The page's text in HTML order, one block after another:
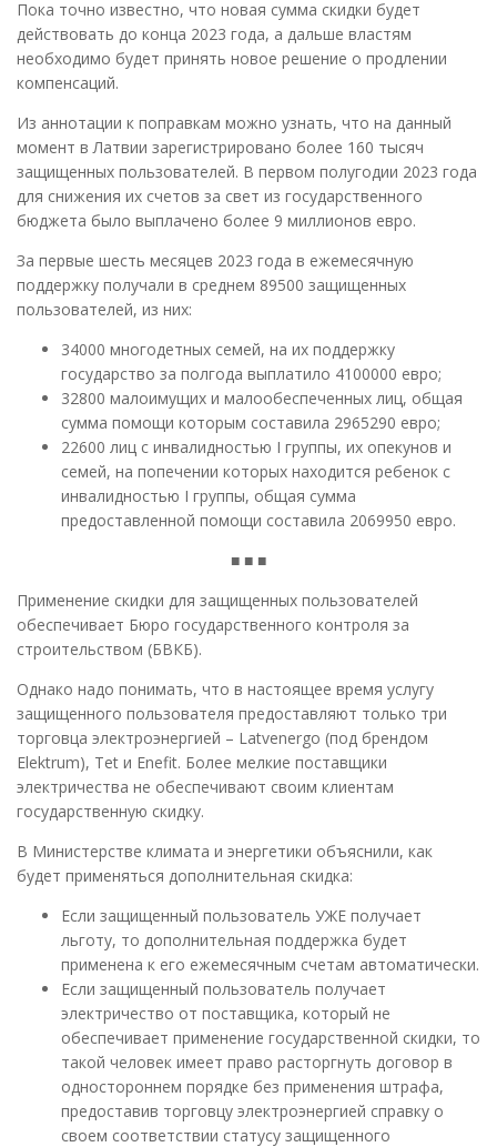
Пока точно известно, что новая сумма скидки будет
действовать до конца 2023 года, а дальше властям
необходимо будет принять новое решение о продлении
компенсаций.
Из аннотации к поправкам можно узнать, что на данный
момент в Латвии зарегистрировано более 160 тысяч
защищенных пользователей. В первом полугодии 2023 года
для снижения их счетов за свет из государственного
бюджета было выплачено более 9 миллионов евро.
За первые шесть месяцев 2023 года в ежемесячную
поддержку получали в среднем 89500 защищенных
пользователей, из них:
34000 многодетных семей, на их поддержку
государство за полгода выплатило 4100000 евро;
32800 малоимущих и малообеспеченных лиц, общая
сумма помощи которым составила 2965290 евро;
22600 лиц с инвалидностью I группы, их опекунов и
семей, на попечении которых находится ребенок с
инвалидностью I группы, общая сумма
предоставленной помощи составила 2069950 евро.
■ ■ ■
Применение скидки для защищенных пользователей
обеспечивает Бюро государственного контроля за
строительством (БВКБ).
Однако надо понимать, что в настоящее время услугу
защищенного пользователя предоставляют только три
торговца электроэнергией – Latvenergo (под брендом
Elektrum), Tet и Enefit. Более мелкие поставщики
электричества не обеспечивают своим клиентам
государственную скидку.
В Министерстве климата и энергетики объяснили, как
будет применяться дополнительная скидка:
Если защищенный пользователь УЖЕ получает
льготу, то дополнительная поддержка будет
применена к его ежемесячным счетам автоматически.
Если защищенный пользователь получает
электричество от поставщика, который не
обеспечивает применение государственной скидки, то
такой человек имеет право расторгнуть договор в
одностороннем порядке без применения штрафа,
предоставив торговцу электроэнергией справку о
своем соответствии статусу защищенного